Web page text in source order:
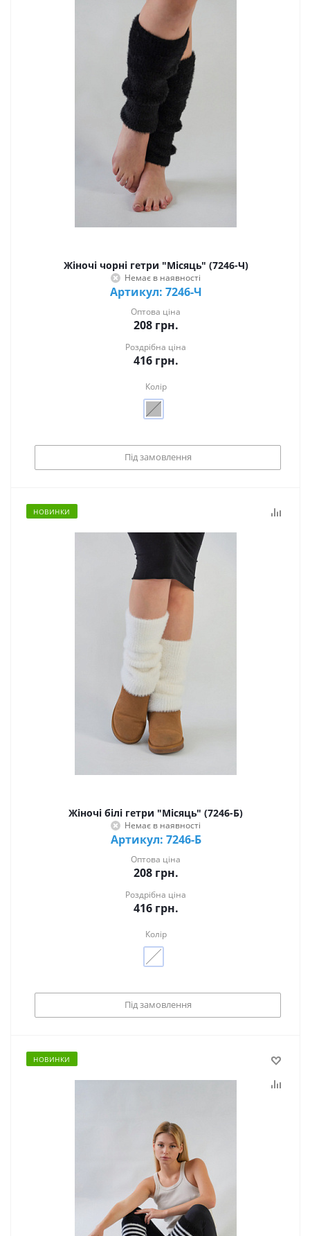
Жіночі чорні гетри "Місяць" (7246-Ч)
Немає в наявності
Артикул: 7246-Ч
Оптова ціна
208грн.
Роздрібна ціна
416грн.
Колір
Під замовлення
НОВИНКИ
Жіночі білі гетри "Місяць" (7246-Б)
Немає в наявності
Артикул: 7246-Б
Оптова ціна
208грн.
Роздрібна ціна
416грн.
Колір
Під замовлення
НОВИНКИ